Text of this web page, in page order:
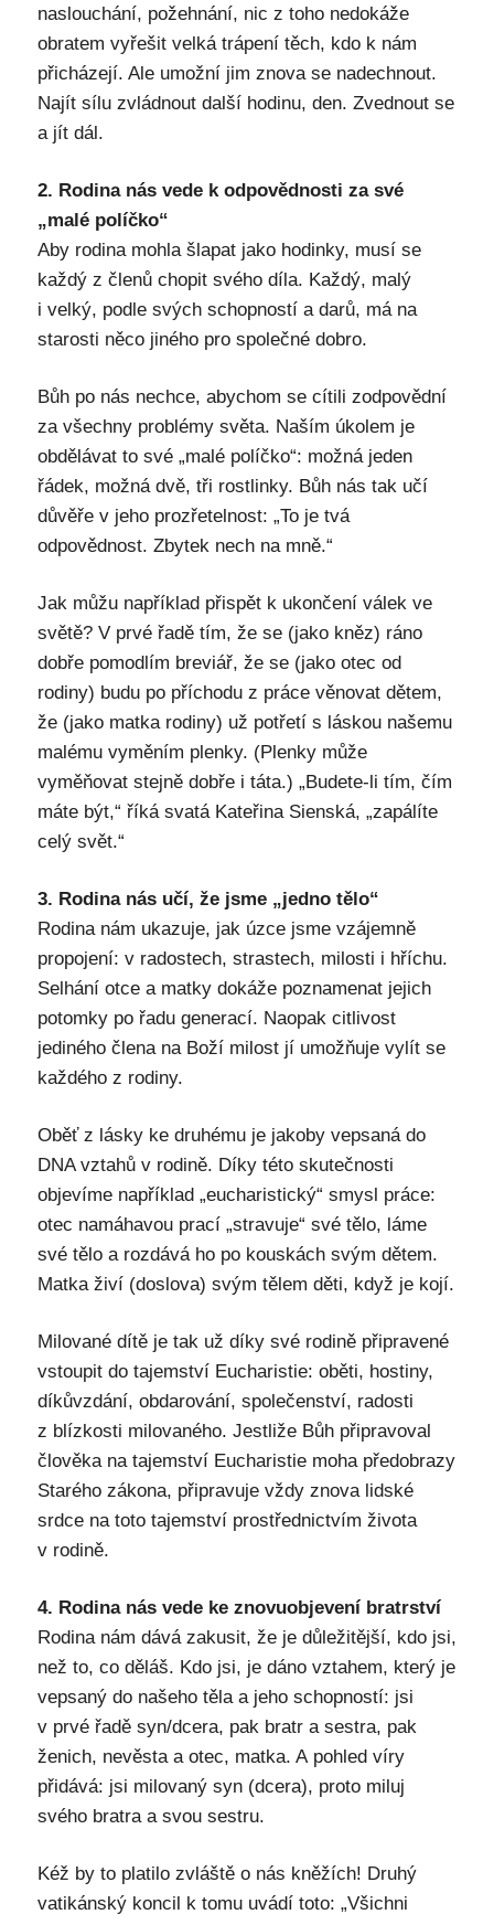
naslouchání, požehnání, nic z toho nedokáže
obratem vyřešit velká trápení těch, kdo k nám
přicházejí. Ale umožní jim znova se nadechnout.
Najít sílu zvládnout další hodinu, den. Zvednout se
a jít dál.
2. Rodina nás vede k odpovědnosti za své
„malé políčko“
Aby rodina mohla šlapat jako hodinky, musí se
každý z členů chopit svého díla. Každý, malý
i velký, podle svých schopností a darů, má na
starosti něco jiného pro společné dobro.
Bůh po nás nechce, abychom se cítili zodpovědní
za všechny problémy světa. Naším úkolem je
obdělávat to své „malé políčko“: možná jeden
řádek, možná dvě, tři rostlinky. Bůh nás tak učí
důvěře v jeho prozřetelnost: „To je tvá
odpovědnost. Zbytek nech na mně.“
Jak můžu například přispět k ukončení válek ve
světě? V prvé řadě tím, že se (jako kněz) ráno
dobře pomodlím breviář, že se (jako otec od
rodiny) budu po příchodu z práce věnovat dětem,
že (jako matka rodiny) už potřetí s láskou našemu
malému vyměním plenky. (Plenky může
vyměňovat stejně dobře i táta.) „Budete-li tím, čím
máte být,“ říká svatá Kateřina Sienská, „zapálíte
celý svět.“
3. Rodina nás učí, že jsme „jedno tělo“
Rodina nám ukazuje, jak úzce jsme vzájemně
propojení: v radostech, strastech, milosti i hříchu.
Selhání otce a matky dokáže poznamenat jejich
potomky po řadu generací. Naopak citlivost
jediného člena na Boží milost jí umožňuje vylít se
každého z rodiny.
Oběť z lásky ke druhému je jakoby vepsaná do
DNA vztahů v rodině. Díky této skutečnosti
objevíme například „eucharistický“ smysl práce:
otec namáhavou prací „stravuje“ své tělo, láme
své tělo a rozdává ho po kouskách svým dětem.
Matka živí (doslova) svým tělem děti, když je kojí.
Milované dítě je tak už díky své rodině připravené
vstoupit do tajemství Eucharistie: oběti, hostiny,
díkůvzdání, obdarování, společenství, radosti
z blízkosti milovaného. Jestliže Bůh připravoval
člověka na tajemství Eucharistie moha předobrazy
Starého zákona, připravuje vždy znova lidské
srdce na toto tajemství prostřednictvím života
v rodině.
4. Rodina nás vede ke znovuobjevení bratrství
Rodina nám dává zakusit, že je důležitější, kdo jsi,
než to, co děláš. Kdo jsi, je dáno vztahem, který je
vepsaný do našeho těla a jeho schopností: jsi
v prvé řadě syn/dcera, pak bratr a sestra, pak
ženich, nevěsta a otec, matka. A pohled víry
přidává: jsi milovaný syn (dcera), proto miluj
svého bratra a svou sestru.
Kéž by to platilo zvláště o nás kněžích! Druhý
vatikánský koncil k tomu uvádí toto: „Všichni